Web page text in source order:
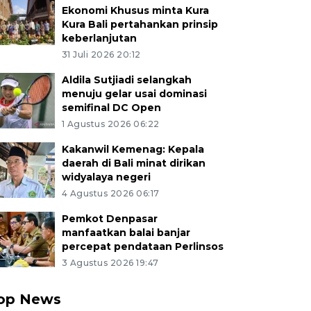
Ekonomi Khusus minta Kura
Kura Bali pertahankan prinsip
keberlanjutan
31 Juli 2026 20:12
Aldila Sutjiadi selangkah
menuju gelar usai dominasi
semifinal DC Open
1 Agustus 2026 06:22
Kakanwil Kemenag: Kepala
daerah di Bali minat dirikan
widyalaya negeri
4 Agustus 2026 06:17
Pemkot Denpasar
manfaatkan balai banjar
percepat pendataan Perlinsos
3 Agustus 2026 19:47
News